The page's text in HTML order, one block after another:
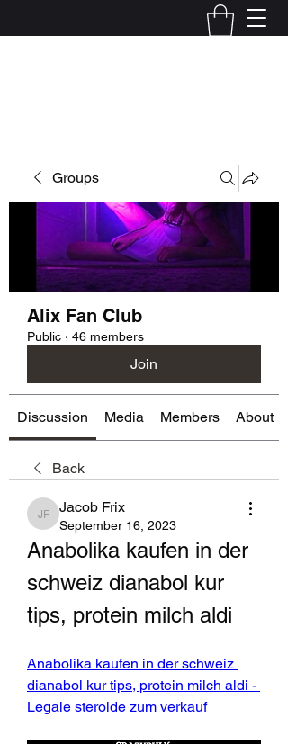
Groups
Alix Fan Club
Public · 46 members
Join
Discussion Media Members About
Back
Jacob Frix
Jacob Frix
September 16, 2023
Anabolika kaufen in der
schweiz dianabol kur
tips, protein milch aldi
Anabolika kaufen in der schweiz
dianabol kur tips, protein milch aldi -
Legale steroide zum verkauf